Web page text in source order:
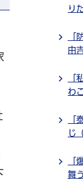
り
「
由
「
わ
「
じ
「
舞